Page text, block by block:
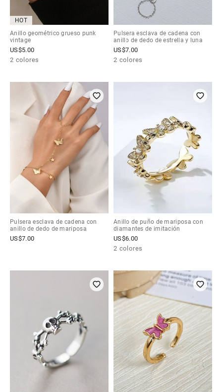
HOT
Anillo geométrico grueso punk
vintage
US$5.00
2 colores
Pulsera esclava de cadena con
anillo de dedo de estrella y luna
US$7.00
2 colores
Pulsera esclava de cadena con
anillo de dedo de mariposa
US$7.00
Anillo de puño de mariposa con
diamantes de imitación
US$6.00
2 colores